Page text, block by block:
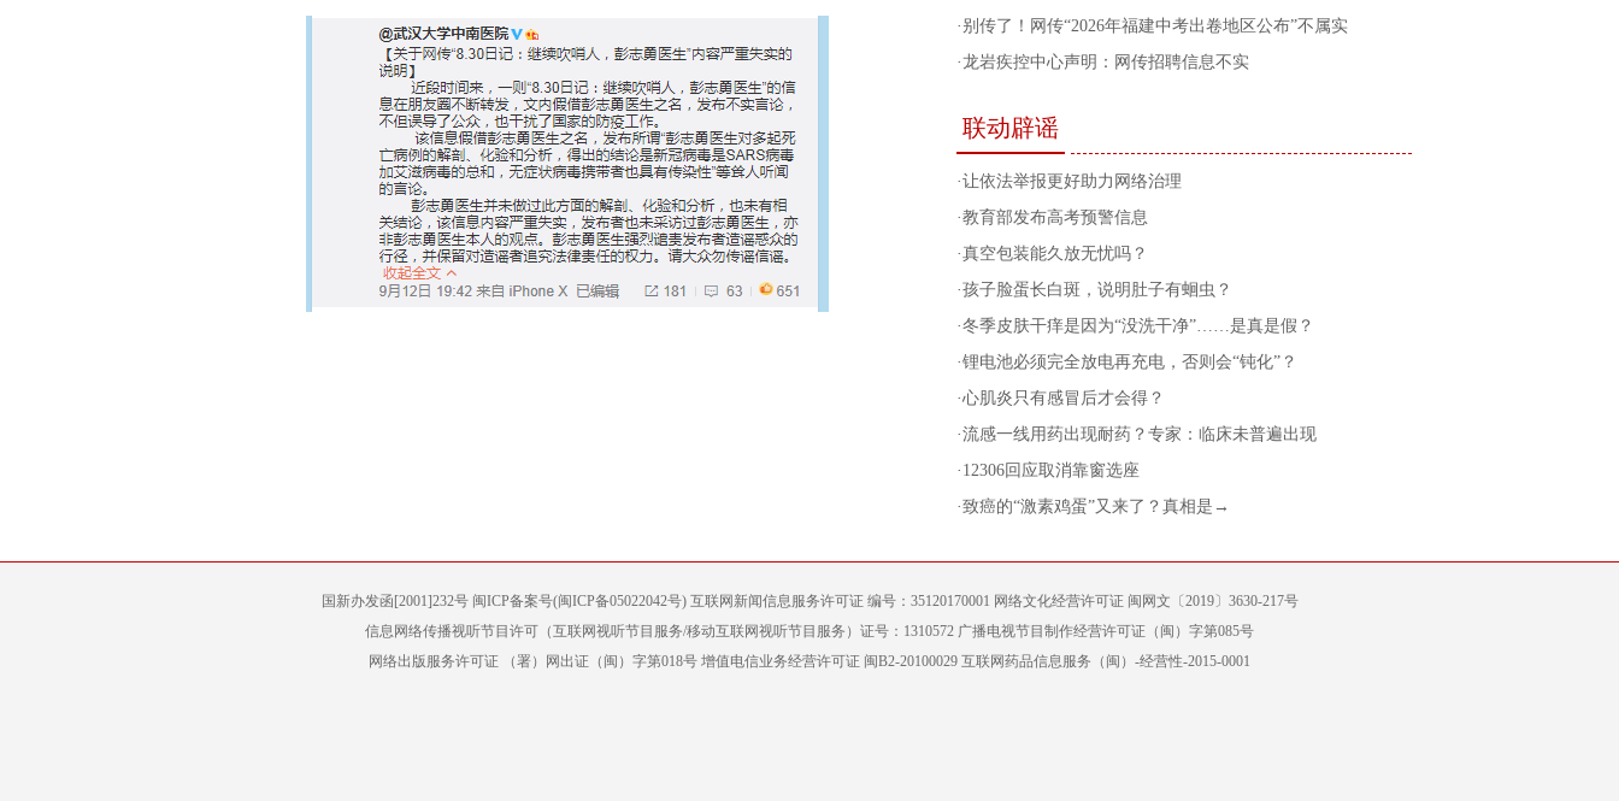
· 别传了！网传“2026年福建中考出卷地区公布”不属实
·龙岩疾控中心声明：网传招聘信息不实
联动辟谣
·让依法举报更好助力网络治理
·教育部发布高考预警信息
·真空包装能久放无忧吗？
·孩子脸蛋长白斑，说明肚子有蛔虫？
·冬季皮肤干痒是因为“没洗干净”……是真是假？
·锂电池必须完全放电再充电，否则会“钝化”？
·心肌炎只有感冒后才会得？
·流感一线用药出现耐药？专家：临床未普遍出现
· 12306回应取消靠窗选座
·致癌的“激素鸡蛋”又来了？真相是→
国新办发函[2001]232号 闽ICP备案号(闽ICP备05022042号) 互联网新闻信息服务许可证 编号：35120170001 网络文化经营许可证 闽网文〔2019〕3630-217号
信息网络传播视听节目许可（互联网视听节目服务/移动互联网视听节目服务）证号：1310572 广播电视节目制作经营许可证（闽）字第085号
网络出版服务许可证 （署）网出证（闽）字第018号 增值电信业务经营许可证 闽B2-20100029 互联网药品信息服务（闽）-经营性-2015-0001